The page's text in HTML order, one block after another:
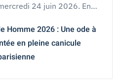
24 juin 2026. En…
Homme 2026 : Une ode à
en pleine canicule